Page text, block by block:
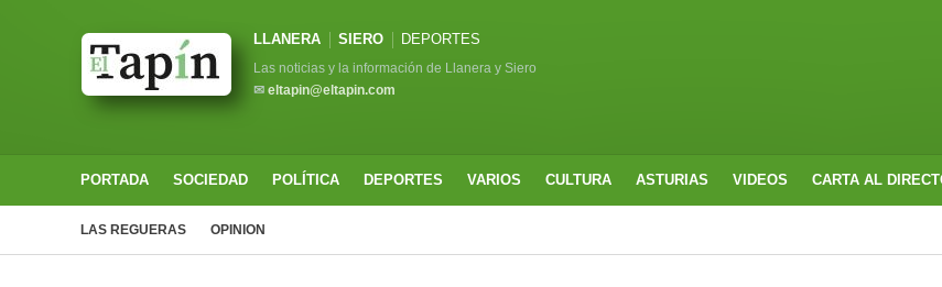
LLANERA SIERO DEPORTES
Las noticias y la información de Llanera y Siero
✉ eltapin@eltapin.com
PORTADA SOCIEDAD POLÍTICA DEPORTES VARIOS CULTURA ASTURIAS VIDEOS CARTA AL
LAS REGUERAS OPINION